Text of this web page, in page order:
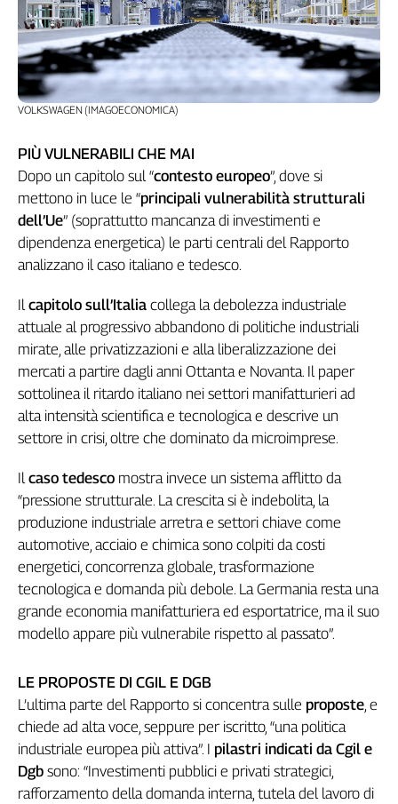
VOLKSWAGEN (IMAGOECONOMICA)
PIÙ VULNERABILI CHE MAI
Dopo un capitolo sul “contesto europeo”, dove si
mettono in luce le “principali vulnerabilità strutturali
dell’Ue” (soprattutto mancanza di investimenti e
dipendenza energetica) le parti centrali del Rapporto
analizzano il caso italiano e tedesco.
Ilcapitolo sull’Italia collega la debolezza industriale
attuale al progressivo abbandono di politiche industriali
mirate, alle privatizzazioni e alla liberalizzazione dei
mercati a partire dagli anni Ottanta e Novanta. Il paper
sottolinea il ritardo italiano nei settori manifatturieri ad
alta intensità scientifica e tecnologica e descrive un
settore in crisi, oltre che dominato da microimprese.
Ilcaso tedesco mostra invece un sistema afflitto da
“pressione strutturale. La crescita si è indebolita, la
produzione industriale arretra e settori chiave come
automotive, acciaio e chimica sono colpiti da costi
energetici, concorrenza globale, trasformazione
tecnologica e domanda più debole. La Germania resta una
grande economia manifatturiera ed esportatrice, ma il suo
modello appare più vulnerabile rispetto al passato”.
LE PROPOSTE DI CGIL E DGB
L’ultima parte del Rapporto si concentra sulle proposte, e
chiede ad alta voce, seppure per iscritto, “una politica
industriale europea più attiva”. I pilastri indicati da Cgil e
Dgb sono: “Investimenti pubblici e privati strategici,
rafforzamento della domanda interna, tutela del lavoro di